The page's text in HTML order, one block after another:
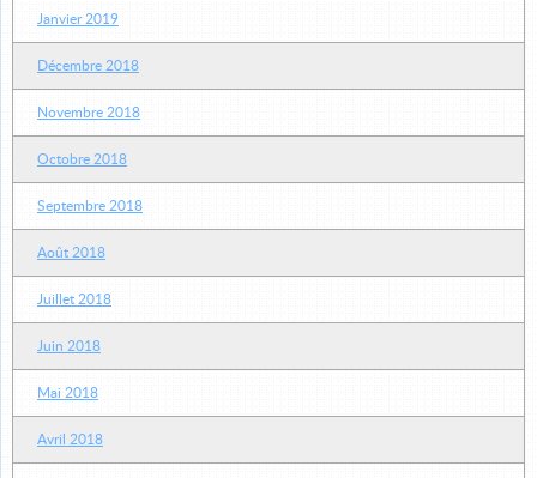
Janvier 2019
Décembre 2018
Novembre 2018
Octobre 2018
Septembre 2018
Août 2018
Juillet 2018
Juin 2018
Mai 2018
Avril 2018